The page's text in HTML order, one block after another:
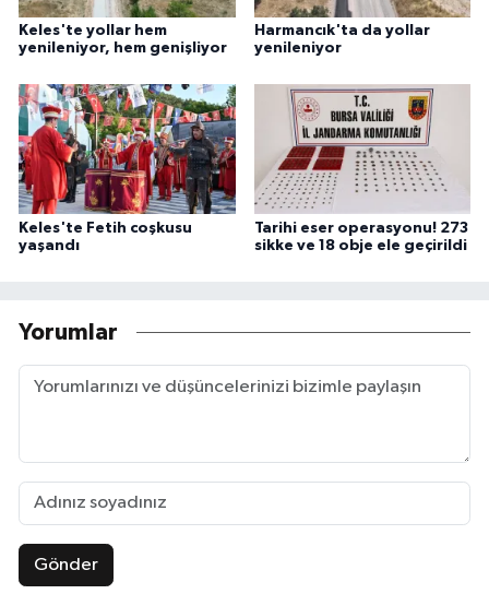
Keles'te yollar hem
yenileniyor, hem genişliyor
Harmancık'ta da yollar
yenileniyor
Keles'te Fetih coşkusu
yaşandı
Tarihi eser operasyonu! 273
sikke ve 18 obje ele geçirildi
Yorumlar
Gönder